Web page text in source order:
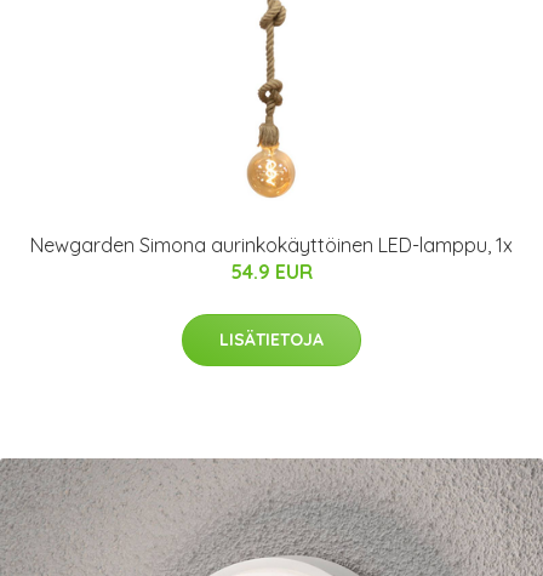
Newgarden Simona aurinkokäyttöinen LED-lamppu, 1x
54.9 EUR
LISÄTIETOJA